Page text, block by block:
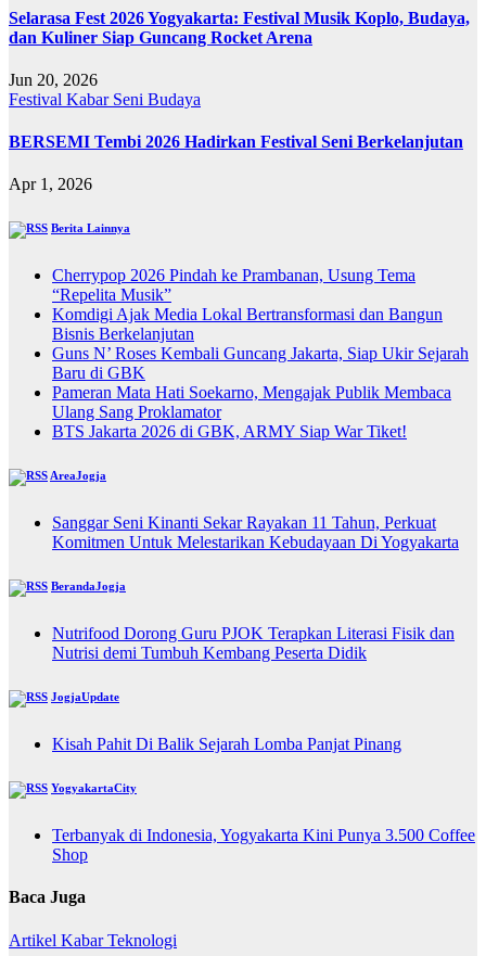
Selarasa Fest 2026 Yogyakarta: Festival Musik Koplo, Budaya,
dan Kuliner Siap Guncang Rocket Arena
Jun 20, 2026
Festival Kabar Seni Budaya
BERSEMI Tembi 2026 Hadirkan Festival Seni Berkelanjutan
Apr 1, 2026
Berita Lainnya
Cherrypop 2026 Pindah ke Prambanan, Usung Tema
“Repelita Musik”
Komdigi Ajak Media Lokal Bertransformasi dan Bangun
Bisnis Berkelanjutan
Guns N’ Roses Kembali Guncang Jakarta, Siap Ukir Sejarah
Baru di GBK
Pameran Mata Hati Soekarno, Mengajak Publik Membaca
Ulang Sang Proklamator
BTS Jakarta 2026 di GBK, ARMY Siap War Tiket!
AreaJogja
Sanggar Seni Kinanti Sekar Rayakan 11 Tahun, Perkuat
Komitmen Untuk Melestarikan Kebudayaan Di Yogyakarta
BerandaJogja
Nutrifood Dorong Guru PJOK Terapkan Literasi Fisik dan
Nutrisi demi Tumbuh Kembang Peserta Didik
JogjaUpdate
Kisah Pahit Di Balik Sejarah Lomba Panjat Pinang
YogyakartaCity
Terbanyak di Indonesia, Yogyakarta Kini Punya 3.500 Coffee
Shop
Baca Juga
Artikel KabarTeknologi